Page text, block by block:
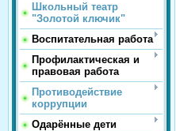
Школьный театр
"Золотой ключик"
Воспитательная работа
Профилактическая и
правовая работа
Противодействие
коррупции
Одарённые дети